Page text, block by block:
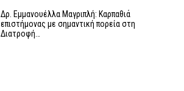
Δρ. Εμμανουέλλα Μαγριπλή: Καρπαθιά
επιστήμονας με σημαντική πορεία στη
Διατροφή…